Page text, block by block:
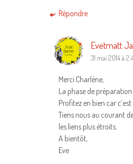
Répondre
Evetmatt
31 mai 2014 à
Merci Charlène,
La phase de
Profitez en bien car
Tiens nous au courant
les liens plus étroits.
A bientôt,
Eve